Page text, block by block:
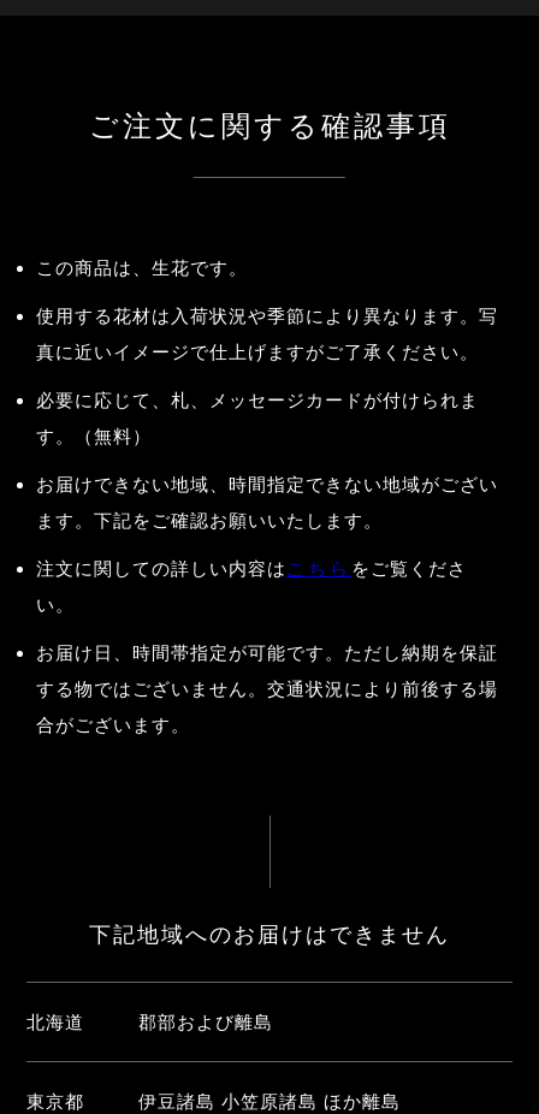
ご注文に関する確認事項
この商品は、生花です。
使用する花材は入荷状況や季節により異なります。写
真に近いイメージで仕上げますがご了承ください。
必要に応じて、札、メッセージカードが付けられま
す。（無料）
お届けできない地域、時間指定できない地域がござい
ます。下記をご確認お願いいたします。
注文に関しての詳しい内容は こちら をご覧くださ
い。
お届け日、時間帯指定が可能です。ただし納期を保証
する物ではございません。交通状況により前後する場
合がございます。
下記地域へのお届けはできません
北海道 郡部および離島
東京都 伊豆諸島 小笠原諸島 ほか離島